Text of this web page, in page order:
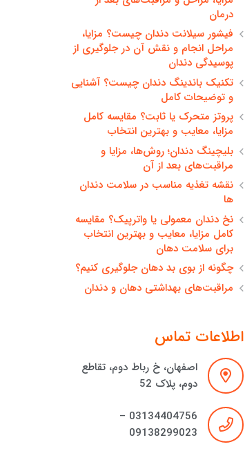
درمان
فیشور سیلانت دندان چیست؟ مزایا،
مراحل انجام و نقش آن در جلوگیری از
پوسیدگی دندان
تکنیک باندینگ دندان چیست؟ آشنایی
و توضیحات کامل
پروتز متحرک یا ثابت؟ مقایسه کامل
مزایا، معایب و بهترین انتخاب
بلیچینگ دندان؛ روش‌ها، مزایا و
مراقبت‌های بعد از آن
نقشه تغذیه مناسب در سلامت دندان
ها
نخ دندان معمولی یا واترپیک؟ مقایسه
کامل مزایا، معایب و بهترین انتخاب
برای سلامت دهان
چگونه از بوی بد دهان جلوگیری کنیم؟
مراقبت‌های بهداشتی دهان و دندان
اطلاعات تماس
اصفهان، خ رباط دوم، تقاطع
دوم، پلاک 52
03134404756 –
09138299023